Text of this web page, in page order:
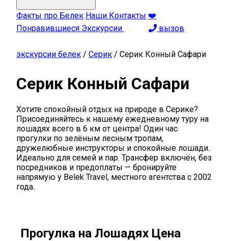
Факты про Белек Наши Контакты ❤️
Понравившиеся Экскурсии
вызов
экскурсии белек / Серик / Серик Конный Сафари
Серик Конный Сафари
Хотите спокойный отдых на природе в Серике?
Присоединяйтесь к нашему ежедневному туру на
лошадях всего в 6 км от центра! Один час
прогулки по зелёным лесным тропам,
дружелюбные инструкторы и спокойные лошади.
Идеально для семей и пар. Трансфер включён, без
посредников и предоплаты — бронируйте
напрямую у Belek Travel, местного агентства с 2002
года.
Прогулка на Лошадях Цена